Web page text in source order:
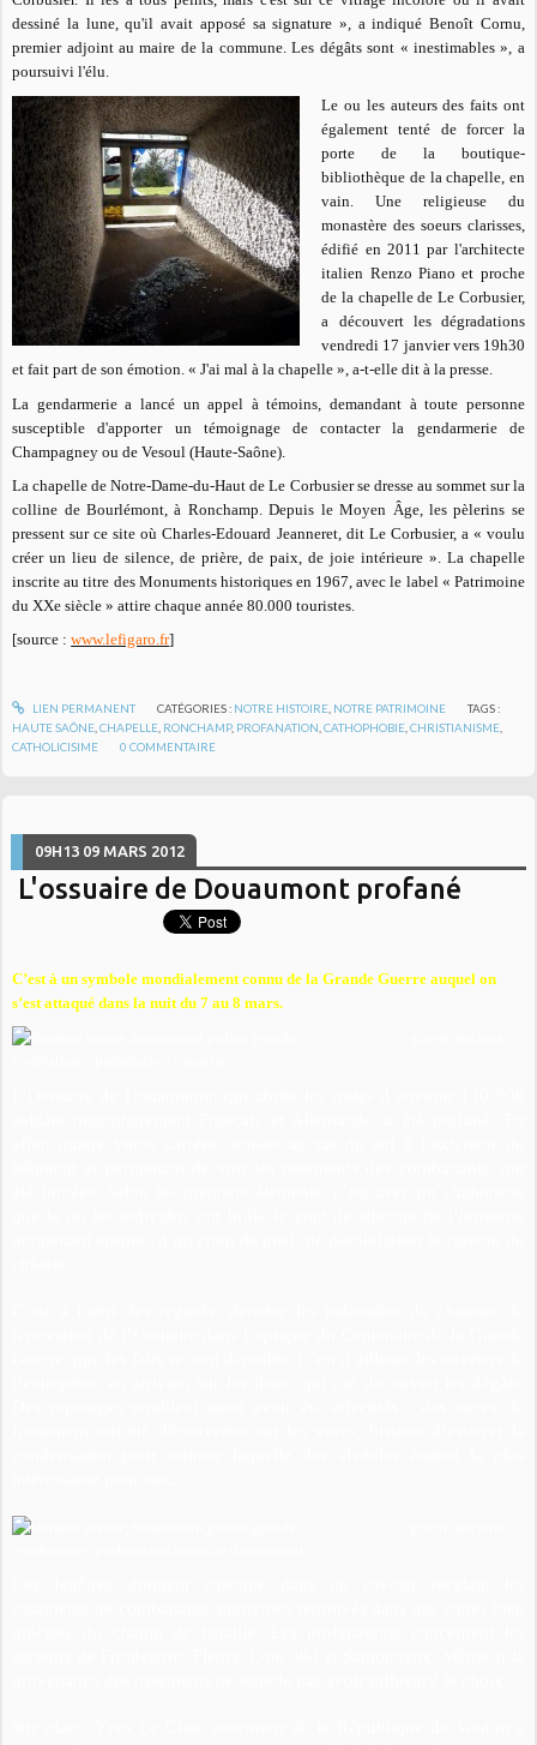
dessiné la lune, qu'il avait apposé sa signature », a indiqué Benoît Cornu,
premier adjoint au maire de la commune. Les dégâts sont « inestimables », a
poursuivi l'élu.
Le ou les auteurs des faits ont
également tenté de forcer la
porte de la boutique-
bibliothèque de la chapelle, en
vain. Une religieuse du
monastère des soeurs clarisses,
édifié en 2011 par l'architecte
italien Renzo Piano et proche
de la chapelle de Le Corbusier,
a découvert les dégradations
vendredi 17 janvier vers 19h30
et fait part de son émotion. « J'ai mal à la chapelle », a-t-elle dit à la presse.
La gendarmerie a lancé un appel à témoins, demandant à toute personne
susceptible d'apporter un témoignage de contacter la gendarmerie de
Champagney ou de Vesoul (Haute-Saône).
La chapelle de Notre-Dame-du-Haut de Le Corbusier se dresse au sommet sur la
colline de Bourlémont, à Ronchamp. Depuis le Moyen Âge, les pèlerins se
pressent sur ce site où Charles-Edouard Jeanneret, dit Le Corbusier, a « voulu
créer un lieu de silence, de prière, de paix, de joie intérieure ». La chapelle
inscrite au titre des Monuments historiques en 1967, avec le label « Patrimoine
du XXe siècle » attire chaque année 80.000 touristes.
[source :www.lefigaro.fr]
LIEN PERMANENT CATÉGORIES : NOTRE HISTOIRE, NOTRE PATRIMOINE
TAGS :
HAUTE SAÔNE,CHAPELLE, RONCHAMP, PROFANATION,CATHOPHOBIE,CHRISTIANISME,
CATHOLICISIME
0 COMMENTAIRE
09H13 09 MARS 2012
L'ossuaire de Douaumont profané
C’est à un symbole mondialement connu de la Grande Guerre auquel on
s’est attaqué dans la nuit du 7 au 8 mars.